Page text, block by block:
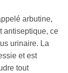
arbutine,
antiseptique, ce
urinaire. La
et est
tout